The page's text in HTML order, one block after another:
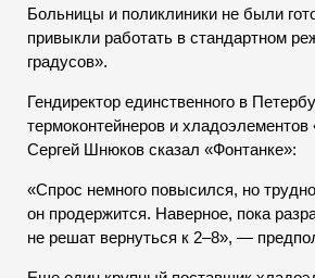
Больницы и поликлиники не были
привыкли работать в стандартном
градусов».
Гендиректор единственного в
термоконтейнеров и
Сергей Шнюков сказал «Фонтанке»:
«Спрос немного повысился, но
он продержится. Наверное, пока
не решат вернуться к 2–8», —